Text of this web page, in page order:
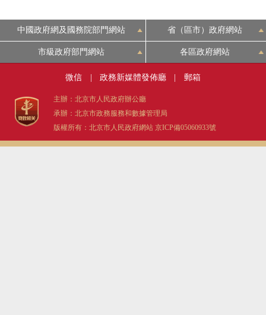
中國政府網及國務院部門網站 省（區市）政府網站
市級政府部門網站 各區政府網站
微信 政務新媒體發佈廳 郵箱
主辦：北京市人民政府辦公廳
承辦：北京市政務服務和數據管理局
版權所有：北京市人民政府網站 京ICP備05060933號